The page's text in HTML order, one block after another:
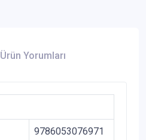
Ürün Yorumları
9786053076971